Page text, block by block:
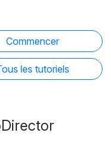
Commencer
les tutoriels